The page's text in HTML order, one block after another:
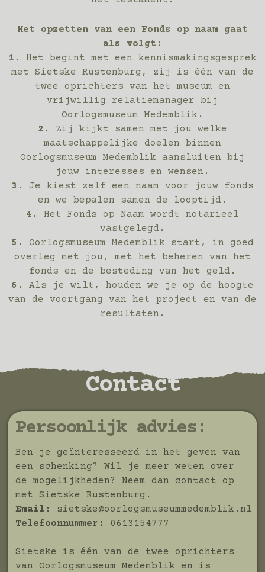
Het opzetten van een Fonds op naam gaat
als volgt:
1.
Het begint met een kennismakingsgesprek
met Sietske Rustenburg, zij is één van de
twee oprichters van het museum en
vrijwillig relatiemanager bij
Oorlogsmuseum Medemblik.
2.
Zij kijkt samen met jou welke
maatschappelijke doelen binnen
Oorlogsmuseum Medemblik aansluiten bij
jouw interesses en wensen.
3.
Je kiest zelf een naam voor jouw fonds
en we bepalen samen de looptijd.
4.
Het Fonds op Naam wordt notarieel
vastgelegd.
5.
Oorlogsmuseum Medemblik start, in goed
overleg met jou, met het beheren van het
fonds en de besteding van het geld.
6.
Als je wilt, houden we je op de hoogte
van de voortgang van het project en van de
resultaten.
Contact
Persoonlijk advies:
Ben je geïnteresseerd in het geven van
een schenking? Wil je meer weten over
de mogelijkheden? Neem dan contact op
met Sietske Rustenburg.
Email:
sietske@oorlogsmuseummedemblik.nl
Telefoonnummer:
0613154777
Sietske is één van de twee oprichters
van Oorlogsmuseum Medemblik en is